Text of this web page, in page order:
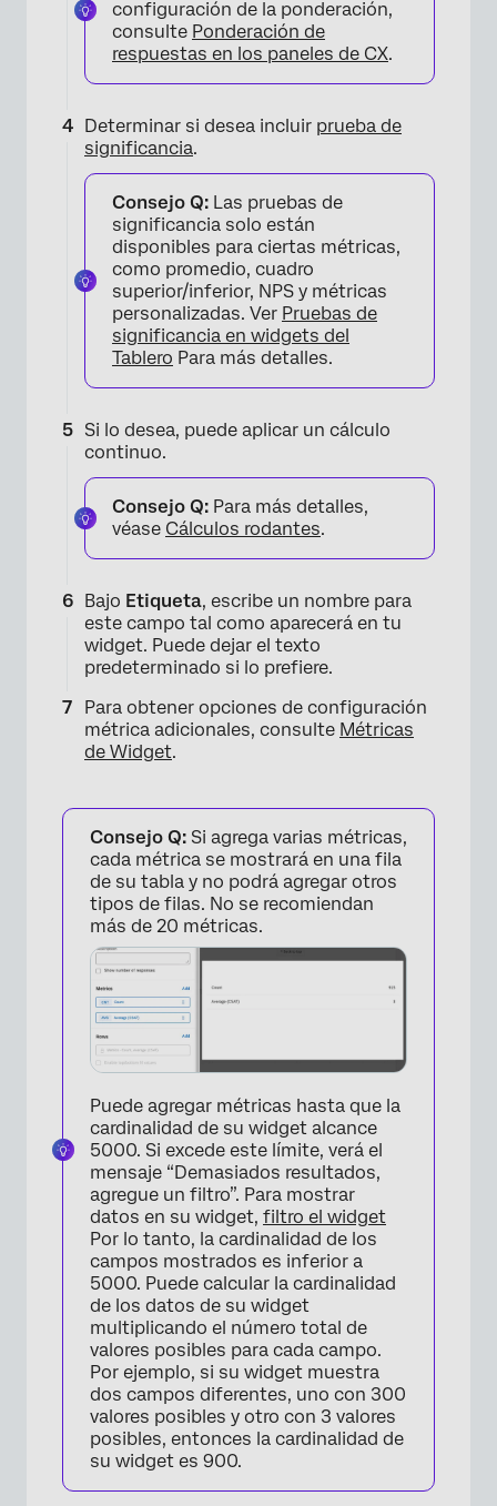
×
configuración de la ponderación,
consulte Ponderación de
respuestas en los paneles de CX.
Determinar si desea incluir prueba de
significancia.
Consejo Q: Las pruebas de
significancia solo están
disponibles para ciertas métricas,
como promedio, cuadro
superior/inferior, NPS y métricas
personalizadas. Ver Pruebas de
significancia en widgets del
Tablero Para más detalles.
Si lo desea, puede aplicar un cálculo
continuo.
Consejo Q: Para más detalles,
véase Cálculos rodantes.
Bajo Etiqueta, escribe un nombre para
este campo tal como aparecerá en tu
widget. Puede dejar el texto
predeterminado si lo prefiere.
Para obtener opciones de configuración
métrica adicionales, consulte Métricas
de Widget.
Consejo Q: Si agrega varias métricas,
cada métrica se mostrará en una fila
de su tabla y no podrá agregar otros
tipos de filas. No se recomiendan
más de 20 métricas.
Puede agregar métricas hasta que la
cardinalidad de su widget alcance
5000. Si excede este límite, verá el
mensaje “Demasiados resultados,
agregue un filtro”. Para mostrar
datos en su widget, filtro el widget
Por lo tanto, la cardinalidad de los
campos mostrados es inferior a
5000. Puede calcular la cardinalidad
de los datos de su widget
multiplicando el número total de
valores posibles para cada campo.
Por ejemplo, si su widget muestra
dos campos diferentes, uno con 300
valores posibles y otro con 3 valores
posibles, entonces la cardinalidad de
su widget es 900.